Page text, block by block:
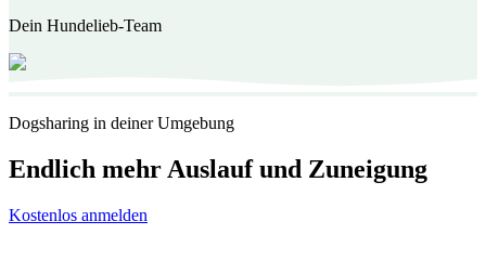
Dein Hundelieb-Team
Dogsharing in deiner Umgebung
Endlich mehr Auslauf und Zuneigung
Kostenlos anmelden